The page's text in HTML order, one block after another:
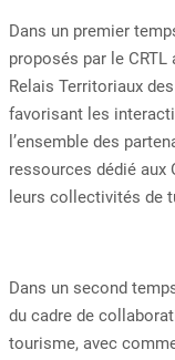
Dans un premier
proposés par le
Relais Territoriaux
favorisant les
l’ensemble des
ressources dédié aux
leurs collectivités de
Dans un second
du cadre de
tourisme, avec